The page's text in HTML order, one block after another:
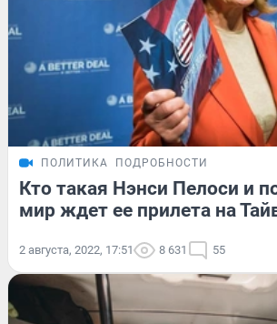
ПОЛИТИКА ПОДРОБНОСТИ
Кто такая Нэнси Пелоси и
мир ждет ее прилета на
2 августа, 2022, 17:51 8 631 55